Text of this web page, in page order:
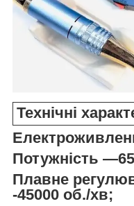
Технічні
Потужність
Плавне
-45000 об./хв;